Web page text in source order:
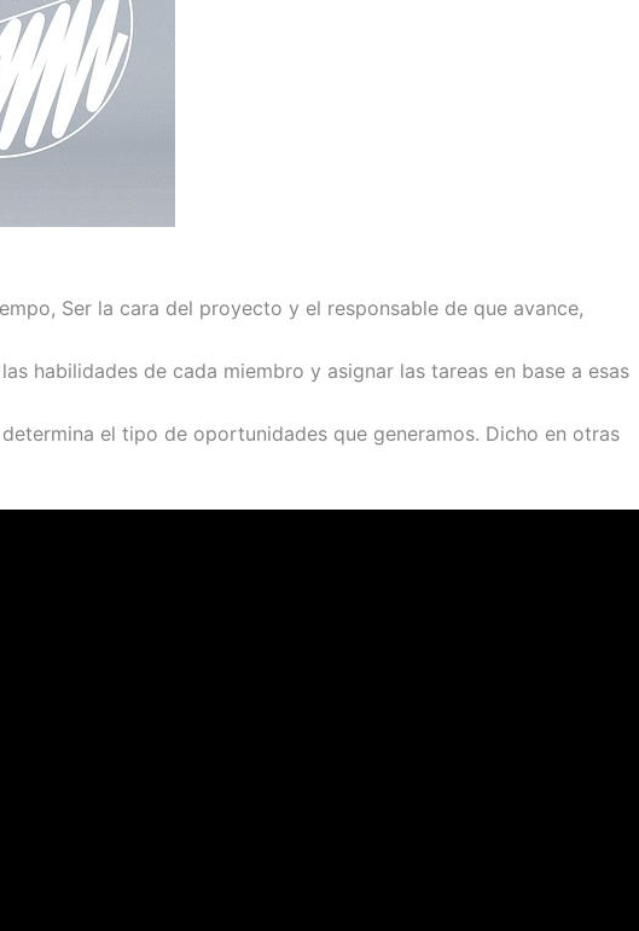
Ser la cara del proyecto y el responsable de que avance,
habilidades de cada miembro y asignar las tareas en base a esas
el tipo de oportunidades que generamos. Dicho en otras